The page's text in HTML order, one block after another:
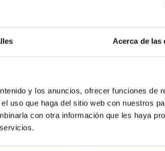
Acerca de las
y los anuncios, ofrecer funciones de
uso que haga del sitio web con nuestros
con otra información que les haya
Negocio
Estadísticas
SEA - (Sistema de
entregas de
agroalimentarios)
Terminales
Puerto y
ciudad
Moll de Costa
Archivo del Port
Servicio de